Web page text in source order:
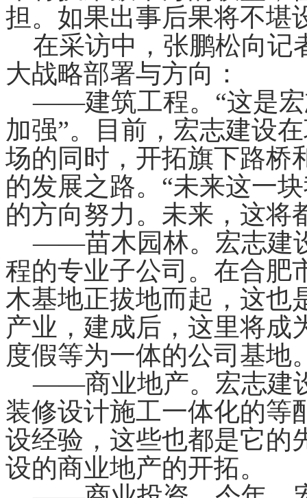
担。如果出事后果将不堪
在采访中，张鹏松向记
大战略部署与方向：
——建筑工程。“这是宏
加强”。目前，宏志建设
场的同时，开拓旗下路桥
的发展之路。“未来这一
的方向努力。未来，这将
——苗木园林。宏志建
程的专业子公司。在合肥
木基地正拔地而起，这也
产业，建成后，这里将成
度假等为一体的公司基地
——商业地产。宏志建
装修设计施工一体化的等
设经验，这些也都是它的
设的商业地产的开拓。